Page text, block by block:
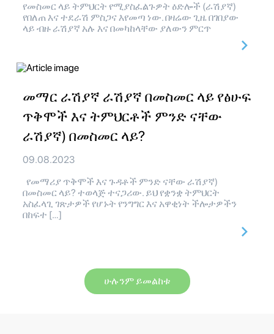
የመስመር ላይ ትምህርት የሚያስፈልጉዎት ዕድሎች (ራሽያኛ)
የበለጠ እና ተደራሽ ምስጋና እየመጣ ነው. በዛሬው ጊዜ በገበያው
ላይ ብዙ ራሽያኛ አሉ እና በመካከላቸው ያለውን ምርጥ
መማር ራሽያኛ ራሽያኛ በመስመር ላይ የፅሁፍ
ጥቅሞች እና ትምህርቶች ምንድ ናቸው
ራሽያኛ) በመስመር ላይ?
09.08.2023
የመማሪያ ጥቅሞች እና ጉዳቶች ምንድ ናቸው ራሽያኛ)
በመስመር ላይ? ተወላጅ ተናጋሪው. ይህ የቋንቋ ትምህርት
አስፈላጊ ገጽታዎች የሆኑት የንግግር እና አዋቂነት ችሎታዎችን
በከፍተ […]
ሁሉንም ይመልከቱ